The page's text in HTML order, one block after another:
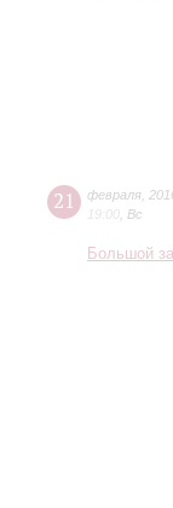
21 февраля
19:00 Вс
Большой